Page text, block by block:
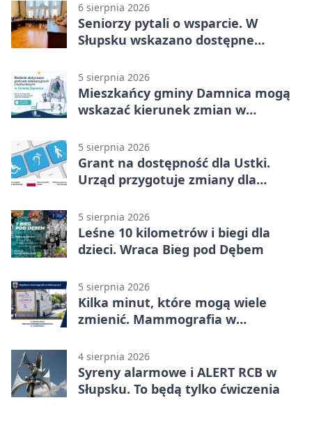
6 sierpnia 2026
Seniorzy pytali o wsparcie. W
Słupsku wskazano dostępne
5 sierpnia 2026
Mieszkańcy gminy Damnica mogą
wskazać kierunek zmian w
5 sierpnia 2026
Grant na dostępność dla Ustki.
Urząd przygotuje zmiany dla
5 sierpnia 2026
Leśne 10 kilometrów i biegi dla
dzieci. Wraca Bieg pod Dębem
5 sierpnia 2026
Kilka minut, które mogą wiele
zmienić. Mammografia w
4 sierpnia 2026
Syreny alarmowe i ALERT RCB w
Słupsku. To będą tylko ćwiczenia